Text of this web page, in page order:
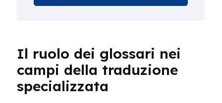
Il ruolo dei glossari nei
campi della traduzione
specializzata